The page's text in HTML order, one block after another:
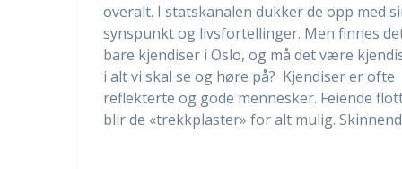
overalt. I statskanalen dukker de opp med
synspunkt og livsfortellinger. Men finnes
bare kjendiser i Oslo, og må det være
i alt vi skal se og høre på? Kjendiser er ofte
reflekterte og gode mennesker. Feiende
blir de «trekkplaster» for alt mulig.